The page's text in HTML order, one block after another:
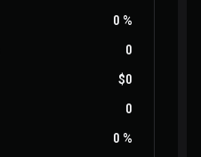
0 %
0
$0
0
0 %